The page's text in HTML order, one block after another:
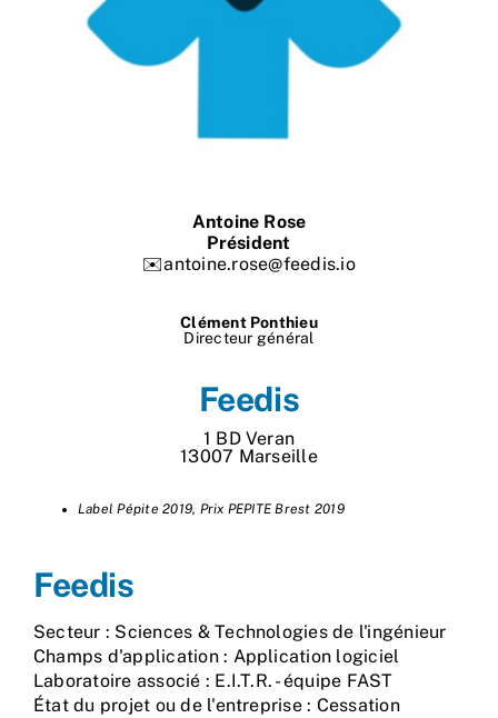
Nos process
Antoine Rose
Président
✉️antoine.rose@feedis.io
Clément Ponthieu
Directeur général
Feedis
1 BD Veran
13007 Marseille
Label Pépite 2019, Prix PEPITE Brest 2019
Feedis
Secteur : Sciences & Technologies de l'ingénieur
Champs d'application : Application logiciel
Laboratoire associé : E.I.T.R. - équipe FAST
État du projet ou de l'entreprise : Cessation